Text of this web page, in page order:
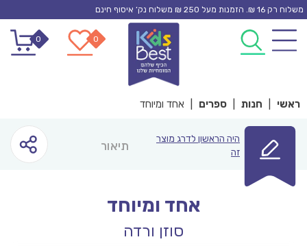
Skip
content
משלוח רק 16 ₪. הזמנות מעל 250 ₪ משלוח נק’ איסוף חינם
0
0
ראשי חנות ספרים אחד ומיוחד
היה הראשון לדרג מוצר
זה
תיאור
אחד ומיוחד
סוזן ורדה